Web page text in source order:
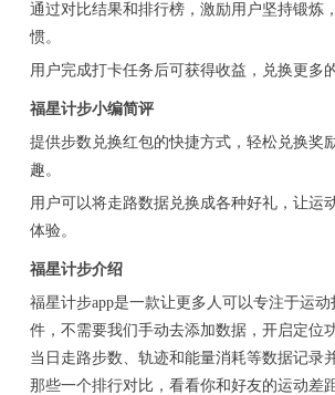
通过对比结果和排行榜，激励用户坚持锻炼
惯。
用户完成打卡任务后可获得收益，兑换更多
福星计步小编简评
提供步数兑换红包的快捷方式，轻松兑换奖
趣。
用户可以将走路数据兑换成各种好礼，让运
体验。
福星计步介绍
福星计步app是一款让更多人可以专注于运
件，不需要我们手动去添加数据，开启定位
当日走路步数、轨迹和能量消耗等数据记录
那些一个排行对比，看看你和好友的运动差